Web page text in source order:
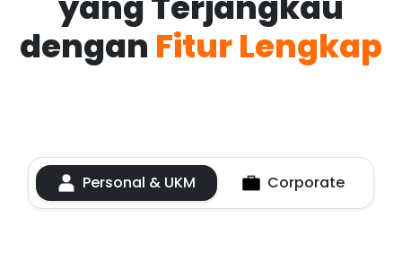
dengan Fitur Lengkap
Personal & UKM Corporate